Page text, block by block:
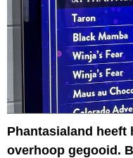
Phantasialand heeft
overhoop gegooid.